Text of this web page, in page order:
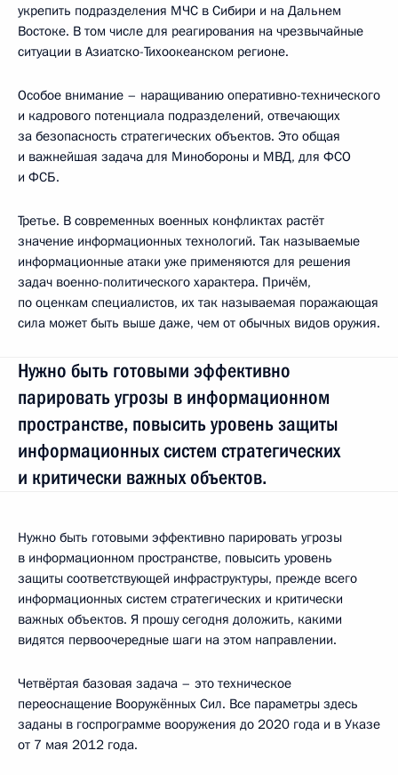
укрепить подразделения МЧС в Сибири и на Дальнем
Востоке. В том числе для реагирования на чрезвычайные
ситуации в Азиатско-Тихоокеанском регионе.
Особое внимание – наращиванию оперативно-технического
и кадрового потенциала подразделений, отвечающих
за безопасность стратегических объектов. Это общая
и важнейшая задача для Минобороны и МВД, для ФСО
и ФСБ.
Третье. В современных военных конфликтах растёт
значение информационных технологий. Так называемые
информационные атаки уже применяются для решения
задач военно-политического характера. Причём,
по оценкам специалистов, их так называемая поражающая
сила может быть выше даже, чем от обычных видов оружия.
Нужно быть готовыми эффективно
парировать угрозы в информационном
пространстве, повысить уровень защиты
информационных систем стратегических
и критически важных объектов.
Нужно быть готовыми эффективно парировать угрозы
в информационном пространстве, повысить уровень
защиты соответствующей инфраструктуры, прежде всего
информационных систем стратегических и критически
важных объектов. Я прошу сегодня доложить, какими
видятся первоочередные шаги на этом направлении.
Четвёртая базовая задача – это техническое
переоснащение Вооружённых Сил. Все параметры здесь
заданы в госпрограмме вооружения до 2020 года и в Указе
от 7 мая 2012 года.